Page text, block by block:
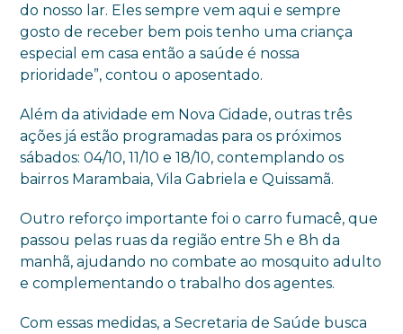
do nosso lar. Eles sempre vem aqui e sempre
gosto de receber bem pois tenho uma criança
especial em casa então a saúde é nossa
prioridade”, contou o aposentado.
Além da atividade em Nova Cidade, outras três
ações já estão programadas para os próximos
sábados: 04/10, 11/10 e 18/10, contemplando os
bairros Marambaia, Vila Gabriela e Quissamã.
Outro reforço importante foi o carro fumacê, que
passou pelas ruas da região entre 5h e 8h da
manhã, ajudando no combate ao mosquito adulto
e complementando o trabalho dos agentes.
Com essas medidas, a Secretaria de Saúde busca